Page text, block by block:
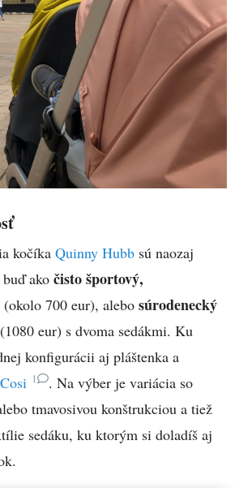
kočíka Quinny Hubb sú naozaj
ako čisto športový,
(okolo 700 eur), alebo súrodenecký
(1080 eur) s dvoma sedákmi. Ku
konfigurácii aj pláštenka a
1
. Na výber je variácia so
tmavosivou konštrukciou a tiež
sedáku, ku ktorým si doladíš aj